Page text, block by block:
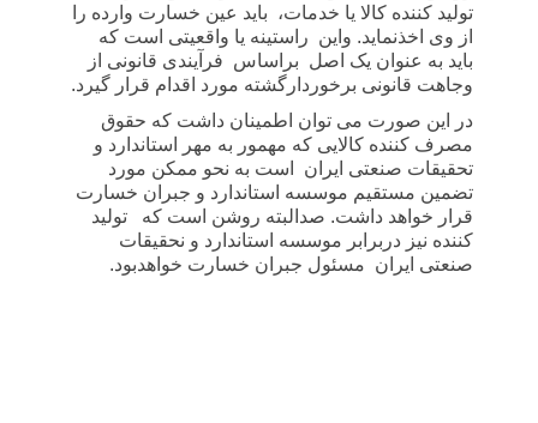
تولید کننده کالا یا خدمات، باید عین خسارت وارده را
از وی اخذنماید. واین راستینه یا واقعیتی است که
باید به عنوان یک اصل براساس فرآیندی قانونی از
وجاهت قانونی برخوردارگشته مورد اقدام قرار گیرد.
در این صورت می توان اطمینان داشت که حقوق
مصرف کننده کالایی که مهمور به مهر استاندارد و
تحقیقات صنعتی ایران
است به نحو ممکن مورد
تضمین مستقیم موسسه استاندارد و جبران خسارت
قرار خواهد داشت. صدالبته روشن است که
تولید
کننده نیز دربرابر موسسه استاندارد و نحقیقات
صنعتی ایران مسئول جبران خسارت خواهدبود.